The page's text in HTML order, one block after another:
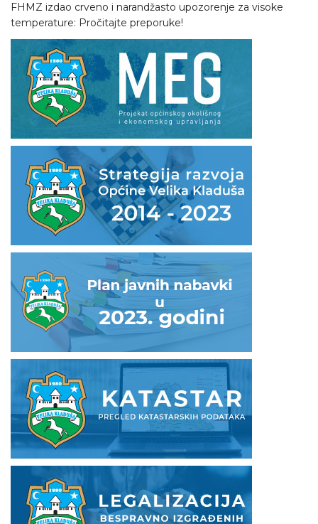
FHMZ izdao crveno i narandžasto upozorenje za visoke
temperature: Pročitajte preporuke!